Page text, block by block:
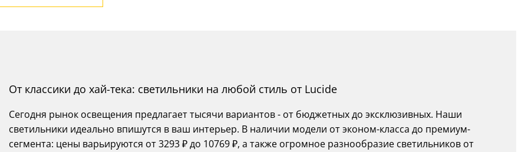
От классики до хай-тека: светильники на любой стиль от Lucide
Сегодня рынок освещения предлагает тысячи вариантов - от бюджетных до эксклюзивных. Наши
светильники идеально впишутся в ваш интерьер. В наличии модели от эконом-класса до премиум-
сегмента: цены варьируются от 3293 ₽ до 10769 ₽, а также огромное разнообразие светильников от